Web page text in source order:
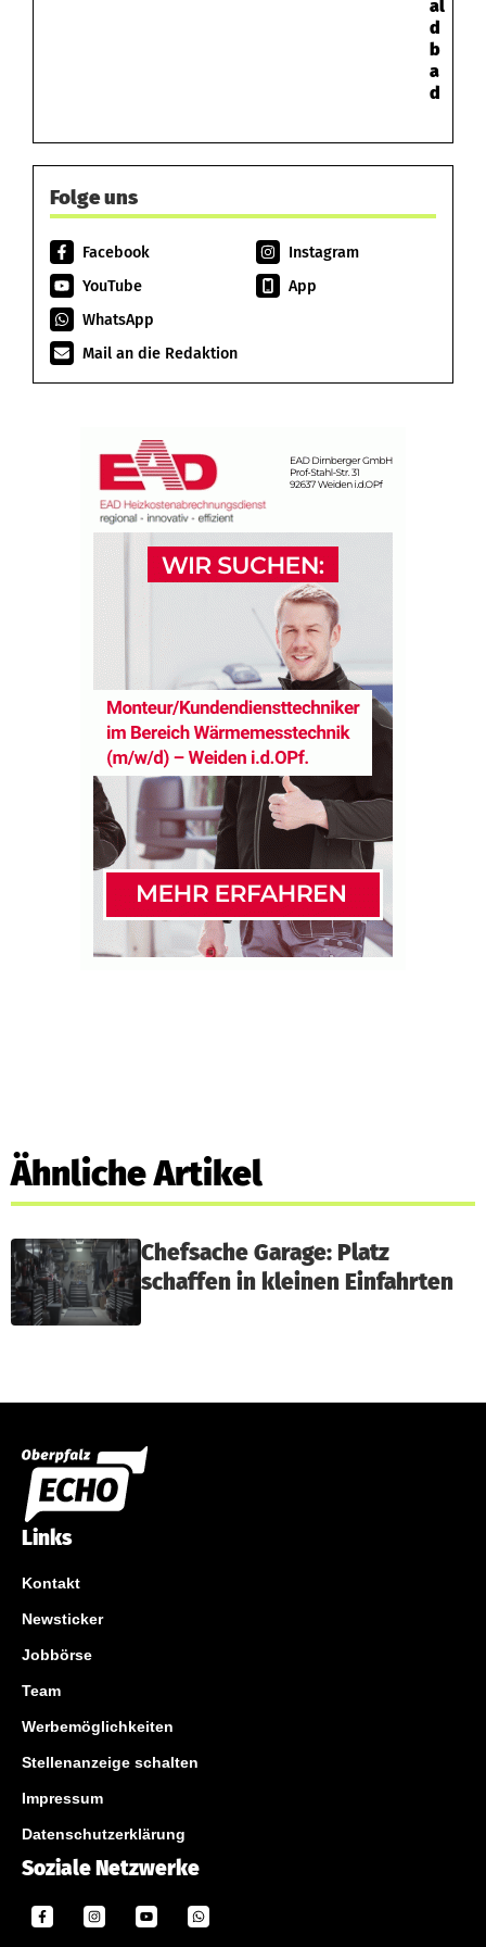
al
d
b
a
d
Folge uns
Facebook
Instagram
YouTube
App
WhatsApp
Mail an die Redaktion
Ähnliche Artikel
Chefsache Garage: Platz
schaffen in kleinen Einfahrten
Links
Kontakt
Newsticker
Jobbörse
Team
Werbemöglichkeiten
Stellenanzeige schalten
Impressum
Datenschutzerklärung
Soziale Netzwerke